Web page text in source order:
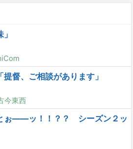
提督、ご相談があります」
今東西
ぉ――ッ！！？？ シーズン２ッ